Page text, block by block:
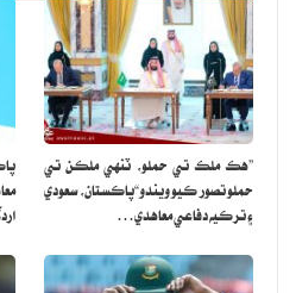
مديني ۾ به اِها کي دعا گهري هئي،
تمام وڏي ڳالهه آهي پر مونکي
ملي وڃي ته اِها به تمام وڏي ڳالهه آهي.
”هڪ ملڪ تي حملو، ٽنهي ملڪن تي
حملو تصور ڪيو ويندو“پاڪستان، سعودي
۽ ترڪيه دفاعي معاهدي…